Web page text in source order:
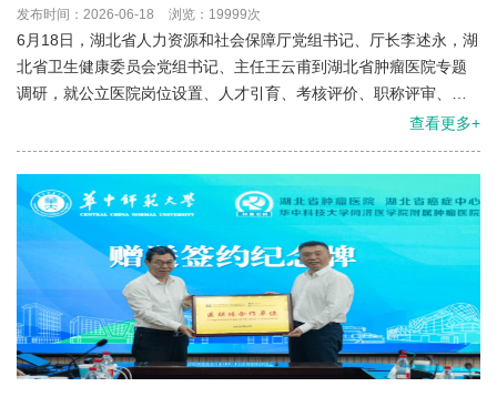
发布时间：2026-06-18 浏览：19999次
6月18日，湖北省人力资源和社会保障厅党组书记、厅长李述永，湖
北省卫生健康委员会党组书记、主任王云甫到湖北省肿瘤医院专题
调研，就公立医院岗位设置、人才引育、考核评价、职称评审、薪
查看更多+